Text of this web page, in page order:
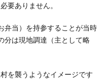
要ありません。
弁当）を持参することが当時
分は現地調達（主として略
を襲うようなイメージです